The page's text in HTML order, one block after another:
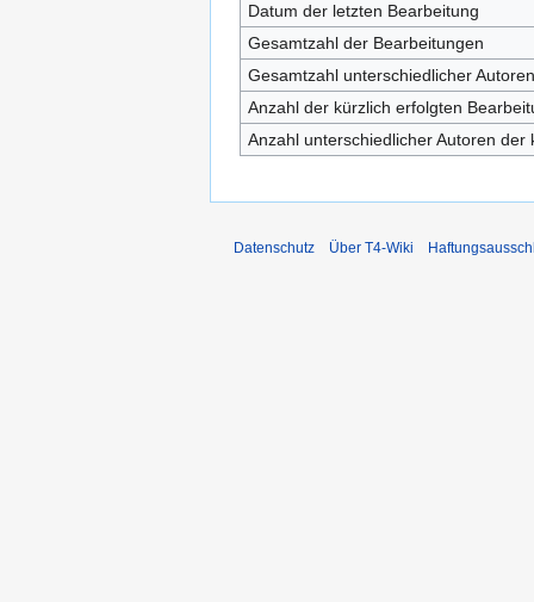
Datum der letzten Bearbeitung
Gesamtzahl der Bearbeitungen
Gesamtzahl unterschiedlicher Autoren
Anzahl der kürzlich erfolgten
Anzahl unterschiedlicher Autoren
Datenschutz Über T4-Wiki